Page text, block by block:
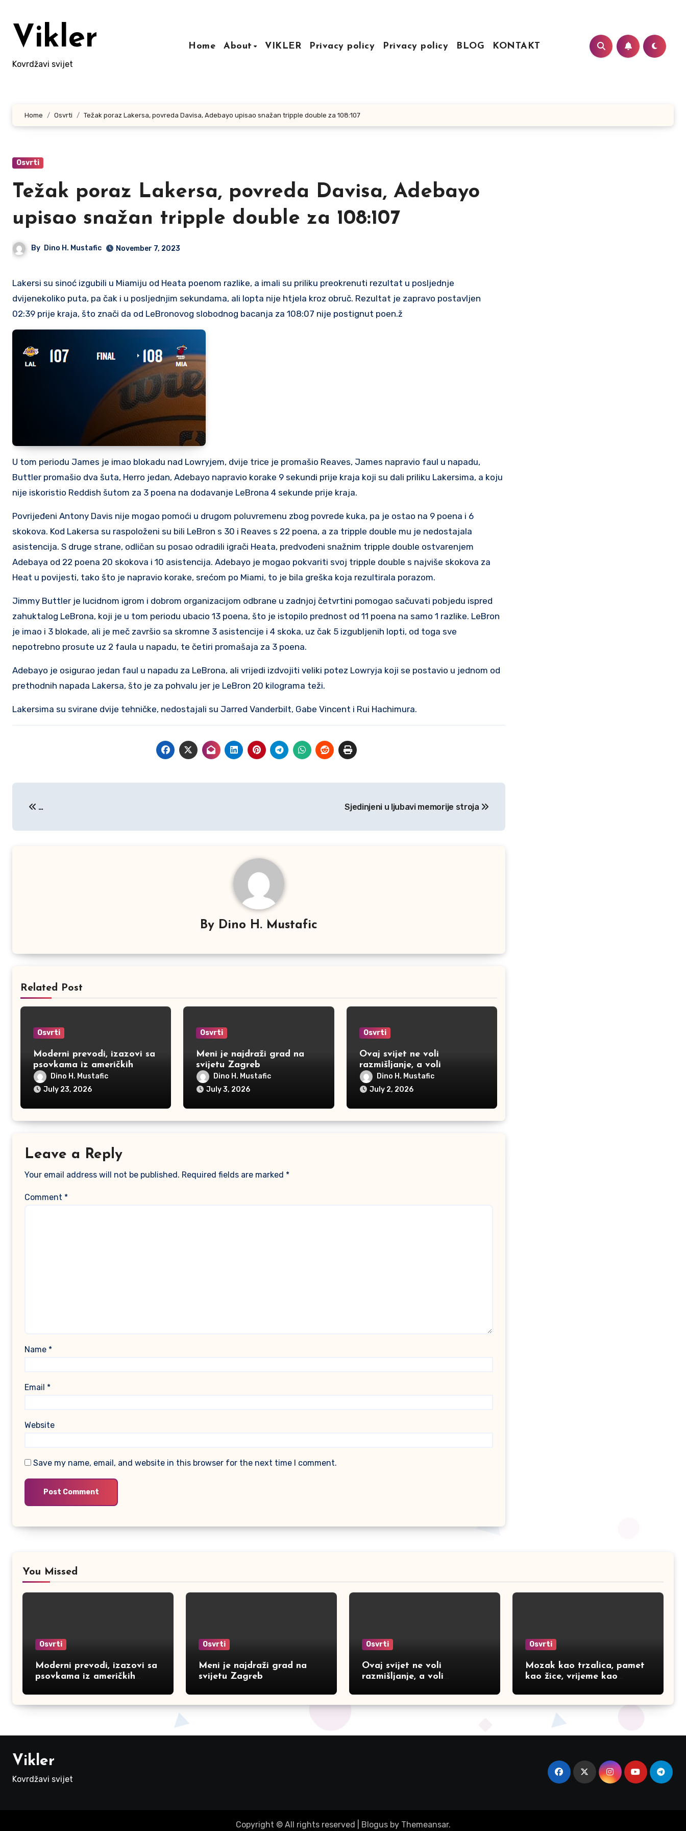
contentVikler
Kovrdžavi svijet
Home About VIKLER Privacy policy Privacy policy BLOG KONTAKT
Home Osvrti Težak poraz Lakersa, povreda Davisa, Adebayo upisao snažan tripple double za 108:107
Osvrti
Težak poraz Lakersa, povreda Davisa, Adebayo
upisao snažan tripple double za 108:107
By Dino H. Mustafic November 7, 2023
Lakersi su sinoć izgubili u Miamiju od Heata poenom razlike, a imali su priliku preokrenuti rezultat u posljednje
dvijenekoliko puta, pa čak i u posljednjim sekundama, ali lopta nije htjela kroz obruč. Rezultat je zapravo postavljen
02:39 prije kraja, što znači da od LeBronovog slobodnog bacanja za 108:07 nije postignut poen.ž
U tom periodu James je imao blokadu nad Lowryjem, dvije trice je promašio Reaves, James napravio faul u napadu,
Buttler promašio dva šuta, Herro jedan, Adebayo napravio korake 9 sekundi prije kraja koji su dali priliku Lakersima, a koju
nije iskoristio Reddish šutom za 3 poena na dodavanje LeBrona 4 sekunde prije kraja.
Povrijeđeni Antony Davis nije mogao pomoći u drugom poluvremenu zbog povrede kuka, pa je ostao na 9 poena i 6
skokova. Kod Lakersa su raspoloženi su bili LeBron s 30 i Reaves s 22 poena, a za tripple double mu je nedostajala
asistencija. S druge strane, odličan su posao odradili igrači Heata, predvođeni snažnim tripple double ostvarenjem
Adebaya od 22 poena 20 skokova i 10 asistencija. Adebayo je mogao pokvariti svoj tripple double s najviše skokova za
Heat u povijesti, tako što je napravio korake, srećom po Miami, to je bila greška koja rezultirala porazom.
Jimmy Buttler je lucidnom igrom i dobrom organizacijom odbrane u zadnjoj četvrtini pomogao sačuvati pobjedu ispred
zahuktalog LeBrona, koji je u tom periodu ubacio 13 poena, što je istopilo prednost od 11 poena na samo 1 razlike. LeBron
je imao i 3 blokade, ali je meč završio sa skromne 3 asistencije i 4 skoka, uz čak 5 izgubljenih lopti, od toga sve
nepotrebno prosute uz 2 faula u napadu, te četiri promašaja za 3 poena.
Adebayo je osigurao jedan faul u napadu za LeBrona, ali vrijedi izdvojiti veliki potez Lowryja koji se postavio u jednom od
prethodnih napada Lakersa, što je za pohvalu jer je LeBron 20 kilograma teži.
Lakersima su svirane dvije tehničke, nedostajali su Jarred Vanderbilt, Gabe Vincent i Rui Hachimura.
navigation
… Sjedinjeni u ljubavi memorije stroja
By Dino H. Mustafic
Related Post
Osvrti
Moderni prevodi, izazovi sa
psovkama iz američkih
filmovaDino H. Mustafic
July 23, 2026
Osvrti
Meni je najdraži grad na
svijetu Zagreb
Dino H. Mustafic
July 3, 2026
Osvrti
Ovaj svijet ne voli
razmišljanje, a voli
bogomdanost
Dino H. Mustafic
July 2, 2026
Leave a Reply
Your email address will not be published. Required fields are marked *
Comment *
Name *
Email *
Website
Save my name, email, and website in this browser for the next time I comment.
You Missed
Osvrti
Moderni prevodi, izazovi sa
psovkama iz američkih
Osvrti
Meni je najdraži grad na
svijetu Zagreb
Osvrti
Ovaj svijet ne voli
razmišljanje, a voli
Osvrti
Mozak kao trzalica, pamet
kao žice, vrijeme kao
Vikler
Kovrdžavi svijet
Copyright © All rights reserved Blogusby Themeansar.